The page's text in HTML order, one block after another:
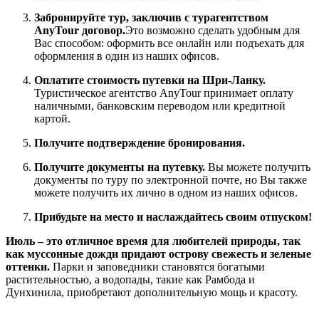
Забронируйте тур, заключив с турагентством
AnyTour договор.Это возможно сделать удобным для
Вас способом: оформить все онлайн или подъехать для
оформления в один из наших офисов.
Оплатите стоимость путевки на Шри-Ланку.
Туристическое агентство AnyTour принимает оплату
наличными, банковским переводом или кредитной
картой.
Получите подтверждение бронирования.
Получите документы на путевку. Вы можете получить
документы по туру по электронной почте, но Вы также
можете получить их лично в одном из наших офисов.
Прибудьте на место и наслаждайтесь своим отпуском!
Июль – это отличное время для любителей природы, так
как муссонные дожди придают острову свежесть и зеленые
оттенки. Парки и заповедники становятся богатыми
растительностью, а водопады, такие как Рамбода и
Дунхинила, приобретают дополнительную мощь и красоту.